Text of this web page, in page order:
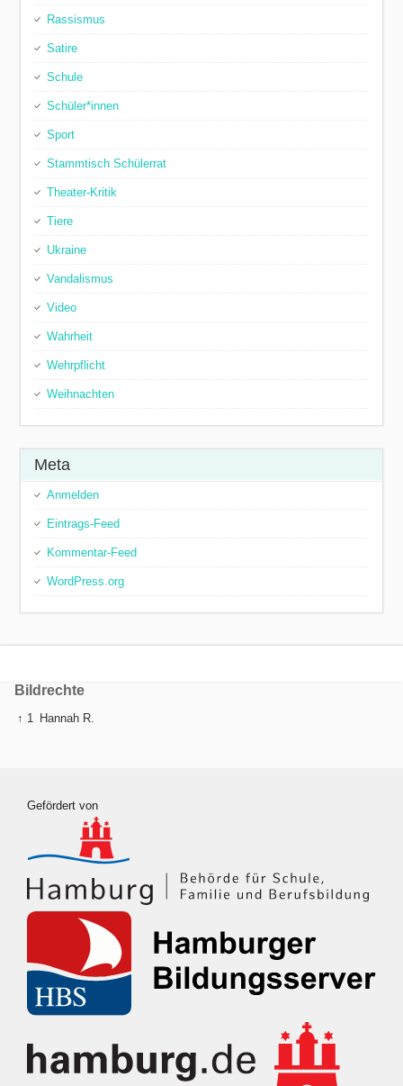
Rassismus
Satire
Schule
Schüler*innen
Sport
Stammtisch Schülerrat
Theater-Kritik
Tiere
Ukraine
Vandalismus
Video
Wahrheit
Wehrpflicht
Weihnachten
Meta
Anmelden
Eintrags-Feed
Kommentar-Feed
WordPress.org
Bildrechte
↑ 1 Hannah R.
Gefördert von